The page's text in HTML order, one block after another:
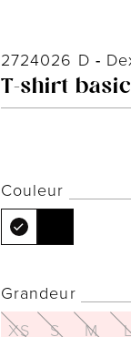
2724026 D -
T-shirt
Couleur
Grandeur
XS S M